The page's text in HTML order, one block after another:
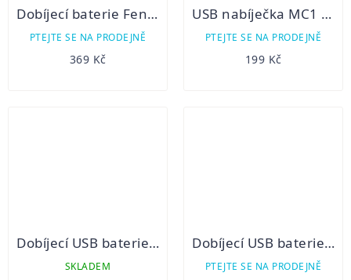
Dobíjecí baterie Fenix 18650 2600 mAh (Li-Ion)
PTEJTE SE NA PRODEJNĚ
369 Kč
USB nabíječka MC1 pro Li-ion akumulátory
PTEJTE SE NA PRODEJNĚ
199 Kč
Dobíjecí USB baterie Fenix 18650 4000mAh (Li-ion) USB-C
SKLADEM
Dobíjecí USB baterie Fenix RCR123A / 16340 (Li-Ion)
PTEJTE SE NA PRODEJNĚ